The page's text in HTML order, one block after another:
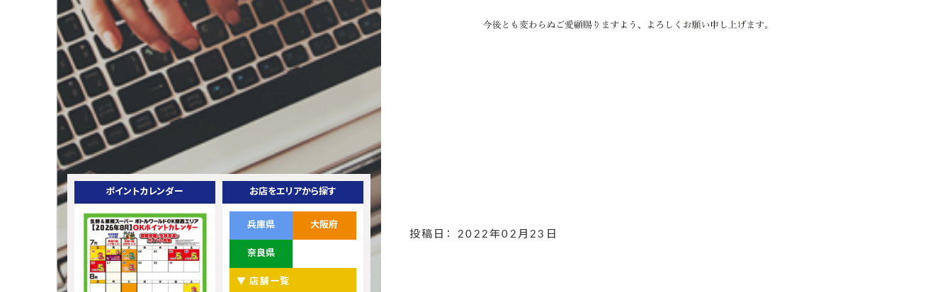
ポイントカレンダー お店をエリアから探す
兵庫県 大阪府
奈良県
▼ 店舗一覧
投稿日： 2022年02月23日